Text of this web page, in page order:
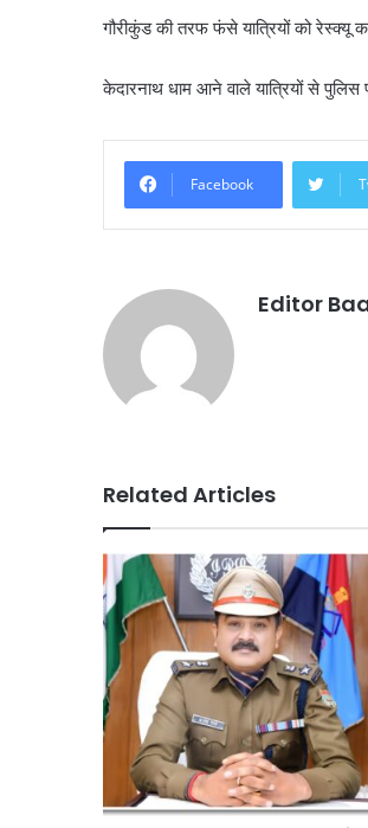
गौरीकुंड की तरफ फंसे यात्रियों को रेस्क्यू
केदारनाथ धाम आने वाले यात्रियों से
Facebook
Editor
Related Articles